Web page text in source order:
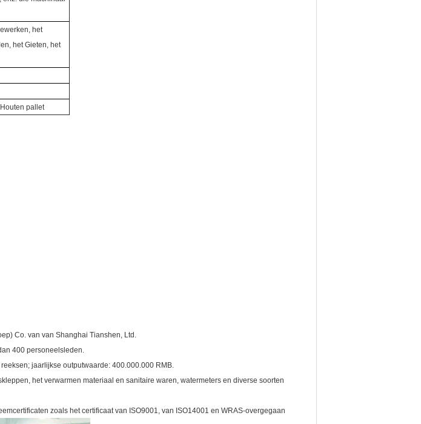
het
het Gieten, het
pallet
Co. van van Shanghai Tianshen, Ltd.
400 personeelsleden.
jaarlijkse outputwaarde: 400.000.000 RMB.
het verwarmen materiaal en sanitaire waren, watermeters en diverse soorten
zoals het certificaat van ISO9001, van ISO14001 en WRAS-overgegaan